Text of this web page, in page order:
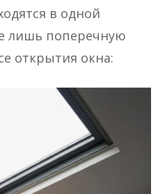
в одной
лишь поперечную
открытия окна: